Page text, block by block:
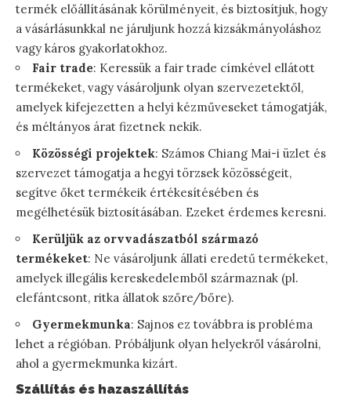
termék előállításának körülményeit, és biztosítjuk, hogy
a vásárlásunkkal ne járuljunk hozzá kizsákmányoláshoz
vagy káros gyakorlatokhoz.
Fair trade: Keressük a fair trade címkével ellátott
termékeket, vagy vásároljunk olyan szervezetektől,
amelyek kifejezetten a helyi kézműveseket támogatják,
és méltányos árat fizetnek nekik.
Közösségi projektek: Számos Chiang Mai-i üzlet és
szervezet támogatja a hegyi törzsek közösségeit,
segítve őket termékeik értékesítésében és
megélhetésük biztosításában. Ezeket érdemes keresni.
Kerüljük az orvvadászatból származó
termékeket: Ne vásároljunk állati eredetű termékeket,
amelyek illegális kereskedelemből származnak (pl.
elefántcsont, ritka állatok szőre/bőre).
Gyermekmunka: Sajnos ez továbbra is probléma
lehet a régióban. Próbáljunk olyan helyekről vásárolni,
ahol a gyermekmunka kizárt.
Szállítás és hazaszállítás